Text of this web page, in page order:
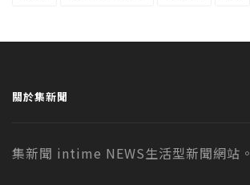
關於集新聞
集新聞 intime NEWS生活型新聞網站。